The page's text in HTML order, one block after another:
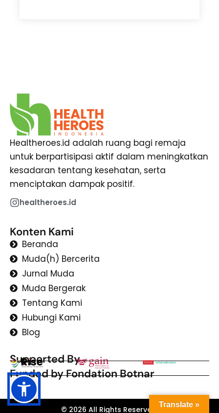
Healtheroes.id adalah ruang bagi remaja
untuk berpartisipasi aktif dalam meningkatkan
kesadaran tentang kesehatan, serta
menciptakan dampak positif.
healtheroes.id
Konten Kami
Beranda
Muda(h) Bercerita
Jurnal Muda
Muda Bergerak
Tentang Kami
Hubungi Kami
Blog
Supported By
Funded by Fondation Botnar
© 2026 All Rights Reserved.
Translate »